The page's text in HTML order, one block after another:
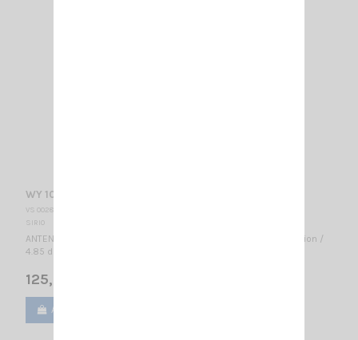
WY 108-3N SIRIO
VS 002875
SIRIO
ANTENNE DIRECTIVE VHF 3 éléments - 108...137 MHz Bande Aviation /
4.85 dBd - 7 dBi / 1400 x 910 mm
125,00 €
Ajouter au panier